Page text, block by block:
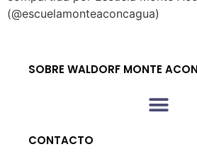
(@escuelamonteaconcagua)
SOBRE WALDORF MONTE
CONTACTO